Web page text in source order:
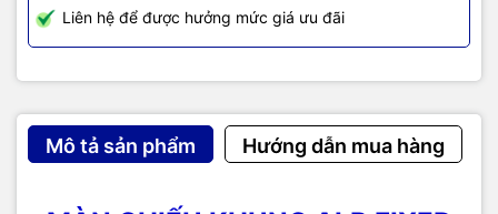
Liên hệ để được hưởng mức giá ưu đãi
Mô tả sản phẩm Hướng dẫn mua hàng